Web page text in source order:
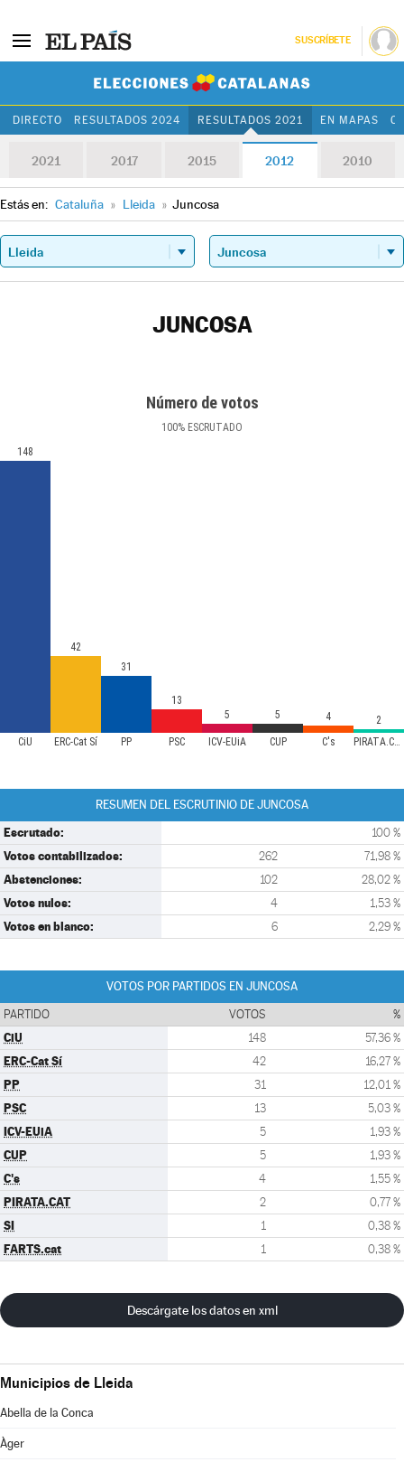
SUSCRÍBETE
DIRECTO RESULTADOS 2024 RESULTADOS 2021 EN MAPAS
2021 2017 2015 2012 2010
Estás en: Cataluña » Lleida » Juncosa
JUNCOSA
Número de votos
100% ESCRUTADO
CiU ERC-Cat Sí PP PSC ICV-EUiA CUP C's PIRATA.CAT
148
42
31
13
5
5 4 2
RESUMEN DEL ESCRUTINIO DE JUNCOSA
Escrutado: 100 %
Votos contabilizados: 262 71,98 %
Abstenciones: 102 28,02 %
Votos nulos: 4 1,53 %
Votos en blanco: 6 2,29 %
VOTOS POR PARTIDOS EN JUNCOSA
PARTIDO VOTOS %
CiU 148 57,36 %
ERC-Cat Sí 42 16,27 %
PP 31 12,01 %
PSC 13 5,03 %
ICV-EUiA 5 1,93 %
CUP 5 1,93 %
C's 4 1,55 %
PIRATA.CAT 2 0,77 %
SI 1 0,38 %
FARTS.cat 1 0,38 %
Descárgate los datos en xml
Municipios de Lleida
Abella de la Conca
Àger